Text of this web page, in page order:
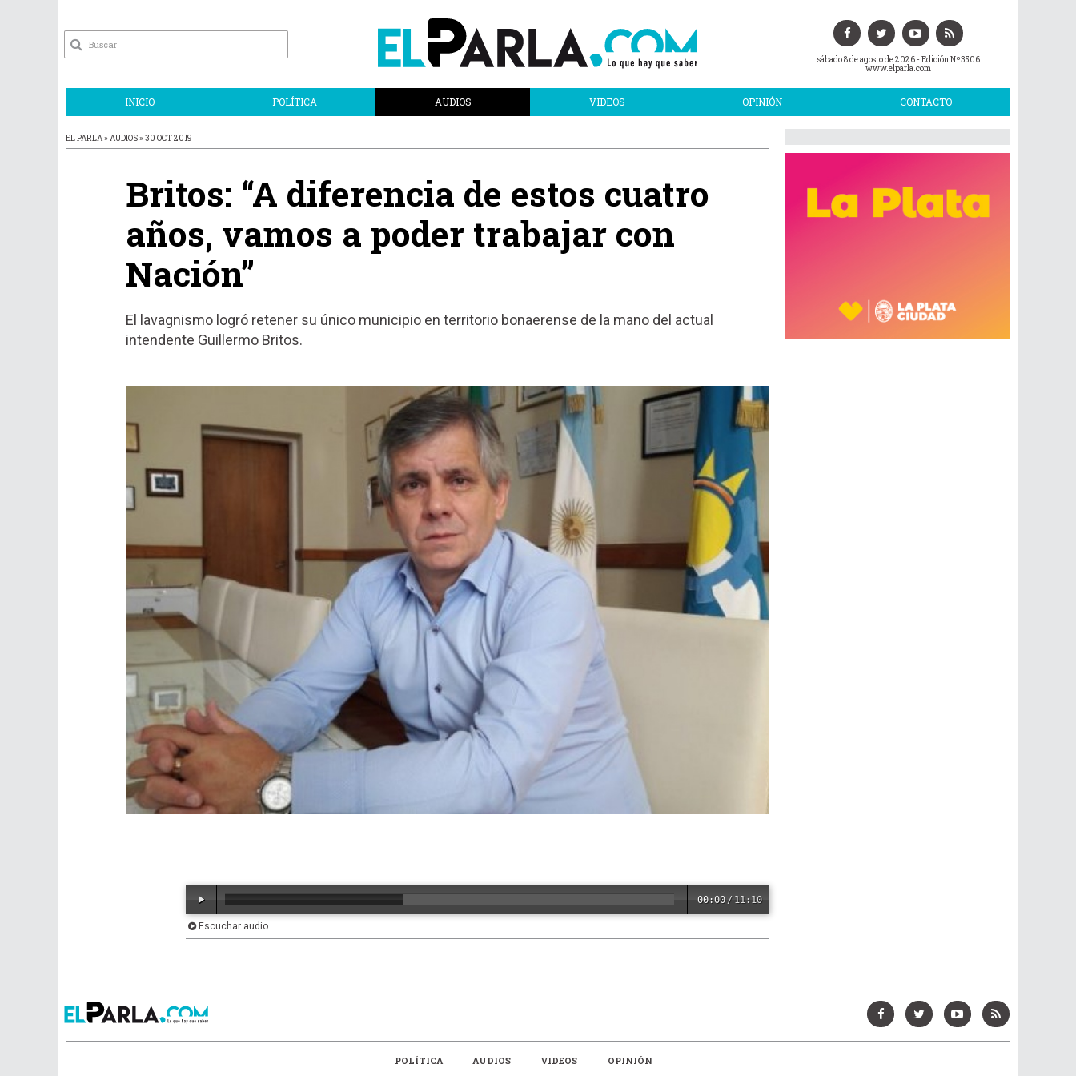
sábado 8 de agosto de 2026- Edición Nº3506
www.elparla.com
INICIO POLÍTICA AUDIOS VIDEOS OPINIÓN CONTACTO
EL PARLA » AUDIOS » 30 OCT 2019
Britos: “A diferencia de estos cuatro
años, vamos a poder trabajar con
Nación”
El lavagnismo logró retener su único municipio en territorio bonaerense de la mano del actual
intendente Guillermo Britos.
00:00/ 11:10
Escuchar audio
POLÍTICA AUDIOS VIDEOS
OPINIÓN